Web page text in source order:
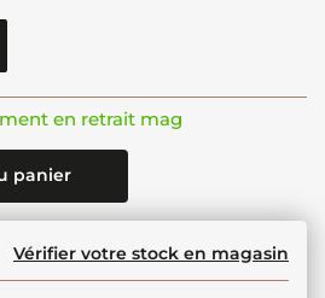
en retrait mag
panier
Vérifier votre stock en magasin